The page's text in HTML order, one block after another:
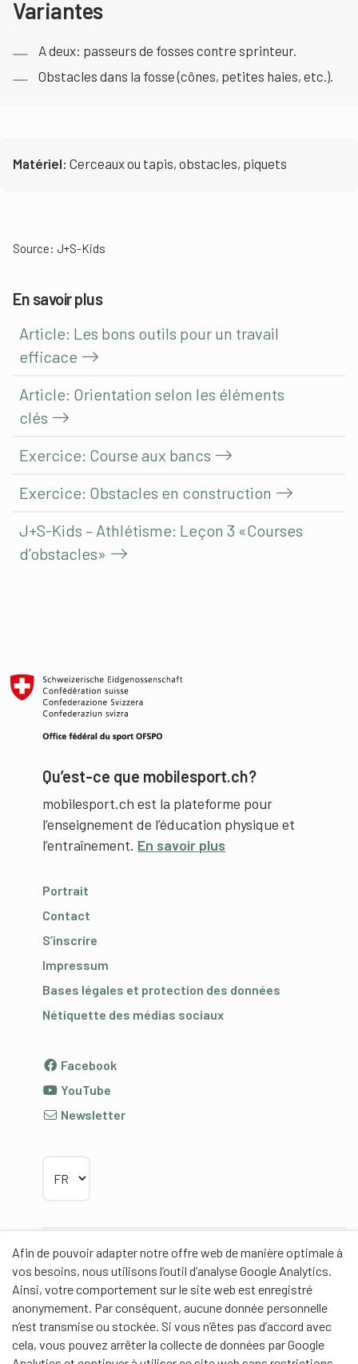
Afin de pouvoir adapter notre offre web de manière optimale à
vos besoins, nous utilisons l’outil d’analyse Google Analytics.
Ainsi, votre comportement sur le site web est enregistré
anonymement. Par conséquent, aucune donnée personnelle
n’est transmise ou stockée. Si vous n’êtes pas d’accord avec
cela, vous pouvez arrêter la collecte de données par Google
Variantes
A deux: passeurs de fosses contre sprinteur.
Obstacles dans la fosse (cônes, petites haies, etc.).
Matériel: Cerceaux ou tapis, obstacles, piquets
Source: J+S-Kids
En savoir plus
Article: Les bons outils pour un travail
efficace
Article: Orientation selon les éléments
clés
Exercice: Course aux bancs
Exercice: Obstacles en construction
J+S-Kids – Athlétisme: Leçon 3 «Courses
d’obstacles»
Qu’est-ce que mobilesport.ch?
mobilesport.ch est la plateforme pour
l’enseignement de l’éducation physique et
l’entraînement. En savoir plus
Portrait
Contact
S’inscrire
Impressum
Bases légales et protection des données
Nétiquette des médias sociaux
Facebook
YouTube
Newsletter
Partenaires
Partenaires de contenus